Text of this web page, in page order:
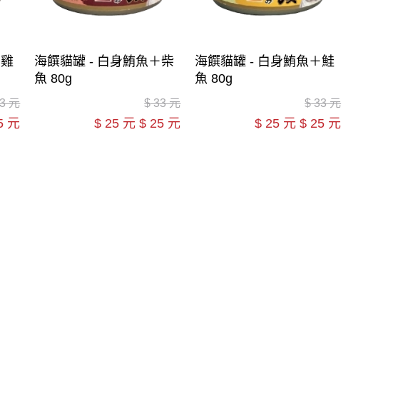
元
元
海饌貓罐 - 白身鮪魚＋柴
魚 80g
$33 元
$ 25 元$ 25 元
海饌貓罐 - 白身鮪魚＋鮭
魚 80g
$33 元
$ 25 元$ 25 元